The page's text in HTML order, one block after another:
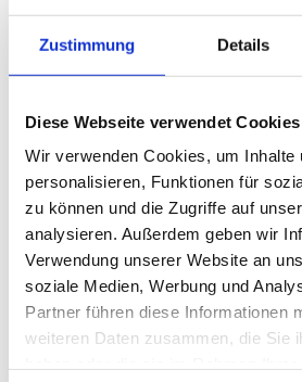
Zustimmung Details
Diese Webseite verwendet Cookies
Wir verwenden Cookies, um Inhalte
personalisieren, Funktionen für
zu können und die Zugriffe auf
analysieren. Außerdem geben wir
Verwendung unserer Website an
soziale Medien, Werbung und
Partner führen diese Informationen
weiteren Daten zusammen, die Sie
Re­gis­ter­num­mer: HRB 20906
Re­gis­ter­ge­richt: Amts­ge­richt Bre­men
Gesetzliche Berufsbezeichnung:
Bundesrepublik Deutschland
Berufsrechtliche Regelungen:
Bundesgesetzblatt I Seite 3074; 2006 I
vom 24. September 1998)
Zuständige Kammer: Handwerkskammer
24, 28195 Bremen
Recht­li­cher Hin­weis:
Die EU hat ein